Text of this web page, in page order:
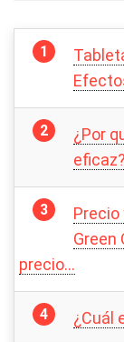
¿Por
eficaz?
Green
precio…
¿Cuál